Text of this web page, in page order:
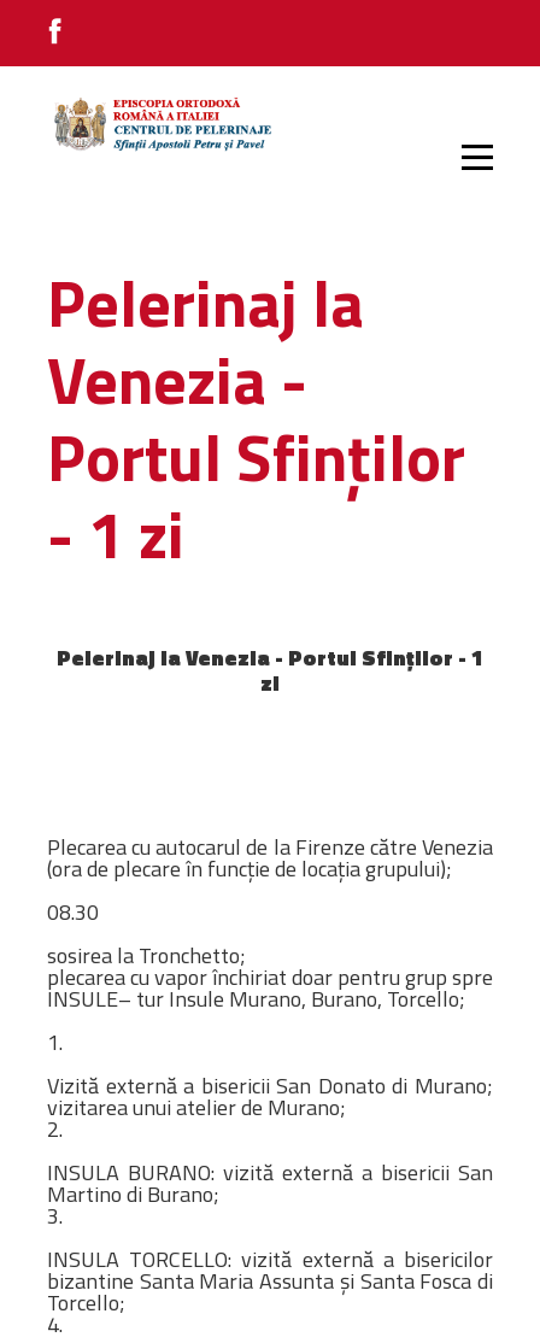
CONTACT
Pelerinaj la
Venezia -
Portul Sfinților
- 1 zi
Pelerinaj la Venezia - Portul Sfinților - 1
zi
Plecarea cu autocarul de la Firenze către Venezia
(ora de plecare în funcție de locația grupului);
08.30
sosirea la Tronchetto;
plecarea cu vapor închiriat doar pentru grup spre
INSULE– tur Insule Murano, Burano, Torcello;
1.
Vizită externă a bisericii San Donato di Murano;
vizitarea unui atelier de Murano;
2.
INSULA BURANO: vizită externă a bisericii San
Martino di Burano;
3.
INSULA TORCELLO: vizită externă a bisericilor
bizantine Santa Maria Assunta și Santa Fosca di
Torcello;
4.